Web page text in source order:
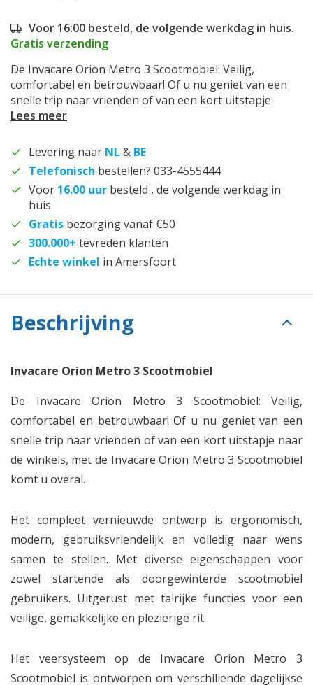
Voor 16:00 besteld, de volgende werkdag in huis.
Gratis verzending
De Invacare Orion Metro 3 Scootmobiel: Veilig,
comfortabel en betrouwbaar! Of u nu geniet van een
snelle trip naar vrienden of van een kort uitstapje
Lees meer
Levering naar NL & BE
Telefonisch bestellen? 033-4555444
Voor 16.00 uur besteld , de volgende werkdag in
huis
Gratis bezorging vanaf €50
300.000+ tevreden klanten
Echte winkel in Amersfoort
Beschrijving
Invacare Orion Metro 3 Scootmobiel
De Invacare Orion Metro 3 Scootmobiel: Veilig,
comfortabel en betrouwbaar! Of u nu geniet van een
snelle trip naar vrienden of van een kort uitstapje naar
de winkels, met de Invacare Orion Metro 3 Scootmobiel
komt u overal.
Het compleet vernieuwde ontwerp is ergonomisch,
modern, gebruiksvriendelijk en volledig naar wens
samen te stellen. Met diverse eigenschappen voor
zowel startende als doorgewinterde scootmobiel
gebruikers. Uitgerust met talrijke functies voor een
veilige, gemakkelijke en plezierige rit.
Het veersysteem op de Invacare Orion Metro 3
Scootmobiel is ontworpen om verschillende dagelijkse